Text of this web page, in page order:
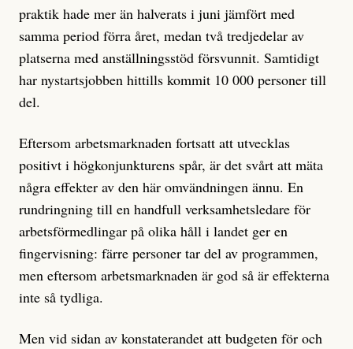
praktik hade mer än halverats i juni jämfört med
samma period förra året, medan två tredjedelar av
platserna med anställningsstöd försvunnit. Samtidigt
har nystartsjobben hittills kommit 10 000 personer till
del.
Eftersom arbetsmarknaden fortsatt att utvecklas
positivt i högkonjunkturens spår, är det svårt att mäta
några effekter av den här omvändningen ännu. En
rundringning till en handfull verksamhetsledare för
arbetsförmedlingar på olika håll i landet ger en
fingervisning: färre personer tar del av programmen,
men eftersom arbetsmarknaden är god så är effekterna
inte så tydliga.
Men vid sidan av konstaterandet att budgeten för och